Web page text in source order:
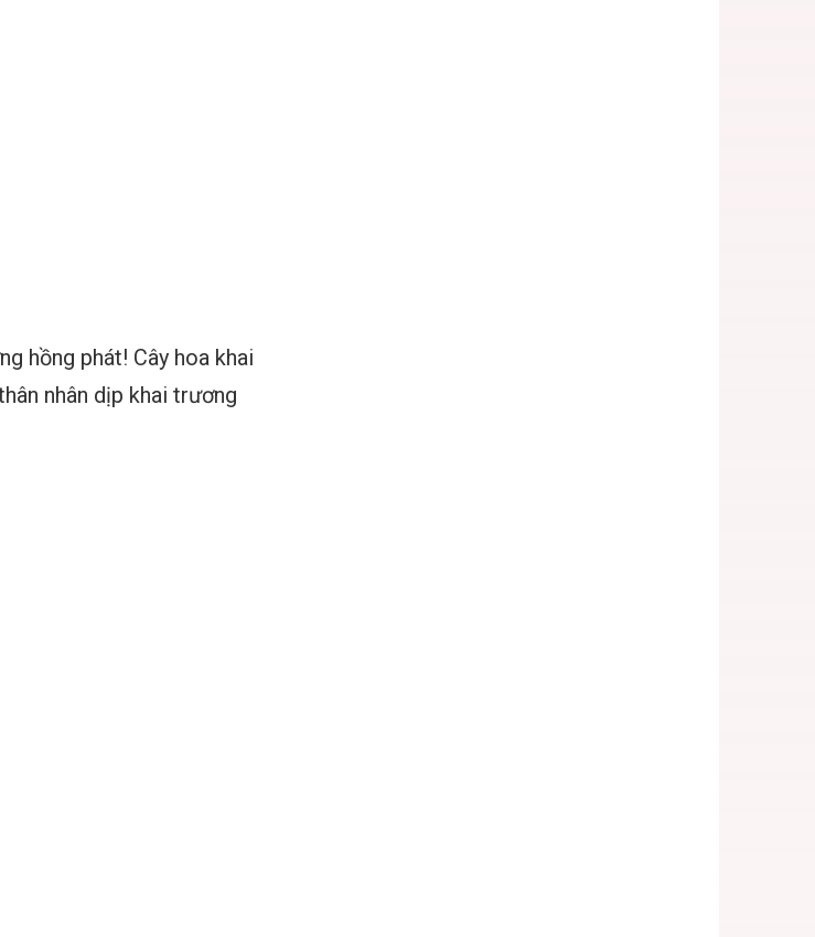
hồng phát! Cây hoa khai
nhân dịp khai trương